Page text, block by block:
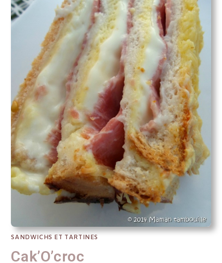
SANDWICHS ET TARTINES
Cak’O’croc